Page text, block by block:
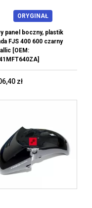
ORYGINAŁ
panel boczny, plastik
FJS 400 600 czarny
[OEM:
zł